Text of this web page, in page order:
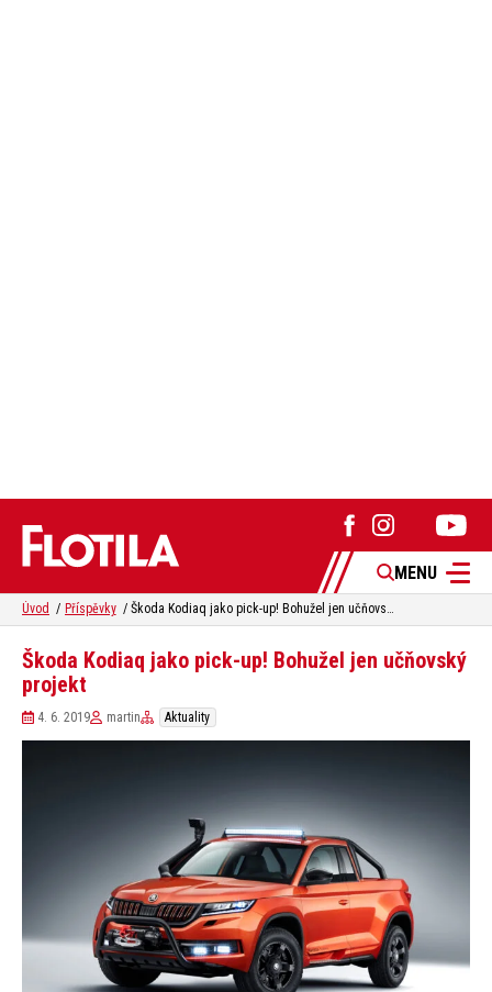
MENU
Úvod Příspěvky Škoda Kodiaq jako pick-up! Bohužel jen učňovský projekt
Škoda Kodiaq jako pick-up! Bohužel jen učňovský
projekt
4. 6. 2019 martin Aktuality